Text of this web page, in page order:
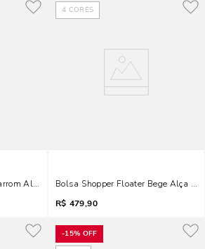
Alça De Ombro
4 CORES
Bolsa Shopper Floater Bege Alça De
R$ 479,90
-15% OFF